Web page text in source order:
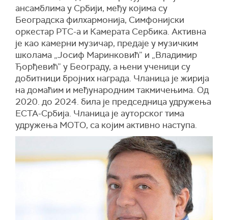
ансамблима у Србији, међу којима су
Београдска филхармонија, Симфонијски
оркестар РТС-а и Камерата Сербика. Активна
је као камерни музичар, предаје у музичким
школама „Јосиф Маринковић” и „Владимир
Ђорђевић” у Београду, а њени ученици су
добитници бројних награда. Чланица је жирија
на домаћим и међународним такмичењима. Од
2020. до 2024. била је председница удружења
ЕСТА-Србија. Чланица је ауторског тима
удружења МОТО, са којим активно наступа.